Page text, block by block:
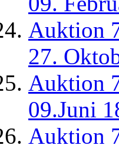
Auktion
27.
Auktion
09.Juni
Auktion